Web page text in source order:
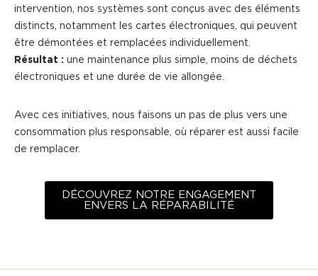
intervention, nos systèmes sont conçus avec des éléments
distincts, notamment les cartes électroniques, qui peuvent
être démontées et remplacées individuellement.
Résultat : une maintenance plus simple, moins de déchets
électroniques et une durée de vie allongée.
Avec ces initiatives, nous faisons un pas de plus vers une
consommation plus responsable, où réparer est aussi facile
de remplacer.
DÉCOUVREZ NOTRE ENGAGEMENT
ENVERS LA RÉPARABILITÉ